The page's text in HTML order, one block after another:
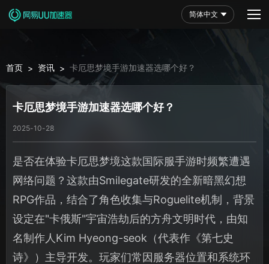
简体中文
首页 > 资讯 > 卡厄思梦境手游加速器选哪个好？
卡厄思梦境手游加速器选哪个好？
2025-10-28
是否在体验卡厄思梦境这款国际服手游时频繁遭遇
网络问题？这款由Smilegate研发的全新暗黑幻想
RPG作品，结合了角色收集与Roguelite机制，背景
设定在"卡俄斯"宇宙浩劫后的方舟文明时代，由知
名制作人Kim Hyeong-seok（代表作《第七史
诗》）主导开发。玩家们常因服务器位置和系统环